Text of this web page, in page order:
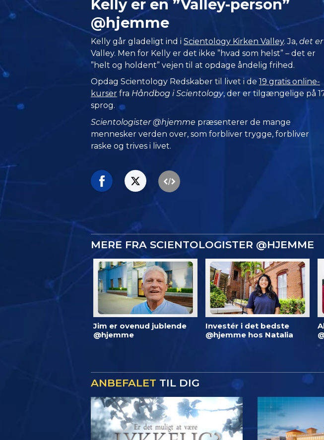
Kelly er en ”Valley-person”
@hjemme
Kelly går gladeligt ind iScientology Kirken Valley. Ja,det er
Valley. Men for Kelly er det ikke ”hvad som helst” – det er
”helt og holdent” vejen til at opdage åndelig frihed.
Opdag Scientology Redskaber til livet i de19 gratis online-
kurser fra Håndbog i Scientology, der er tilgængelige på
sprog.
Scientologister @hjemme præsenterer de mange
mennesker verden over, som forbliver trygge, forbliver
raske og trives i livet.
MERE FRA SCIENTOLOGISTER @HJEMME
Jim er ovenud jublende
@hjemme
Investér i det bedste
@hjemme hos Natalia
ANBEFALET TIL DIG